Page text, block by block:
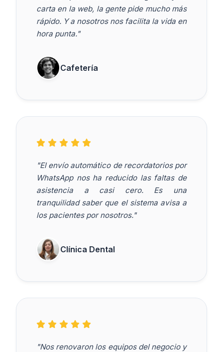
carta en la web, la gente pide mucho más
rápido. Y a nosotros nos facilita la vida en
hora punta."
Cafetería
"El envío automático de recordatorios por
WhatsApp nos ha reducido las faltas de
asistencia a casi cero. Es una
tranquilidad saber que el sistema avisa a
los pacientes por nosotros."
Clínica Dental
"Nos renovaron los equipos del negocio y